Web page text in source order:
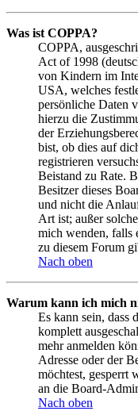
Was ist COPPA?
COPPA,
Act of 1998
von Kindern im
USA, welches
persönliche Daten
hierzu die
der
bist, ob dies auf
registrieren
Beistand zu Rate.
Besitzer dieses
und nicht die
Art ist; außer
mich wenden, falls
zu diesem Forum
Nach oben
Warum kann ich mich
Es kann sein, dass
komplett
mehr anmelden
Adresse oder der
möchtest, gesperrt
an die Board-
Nach oben